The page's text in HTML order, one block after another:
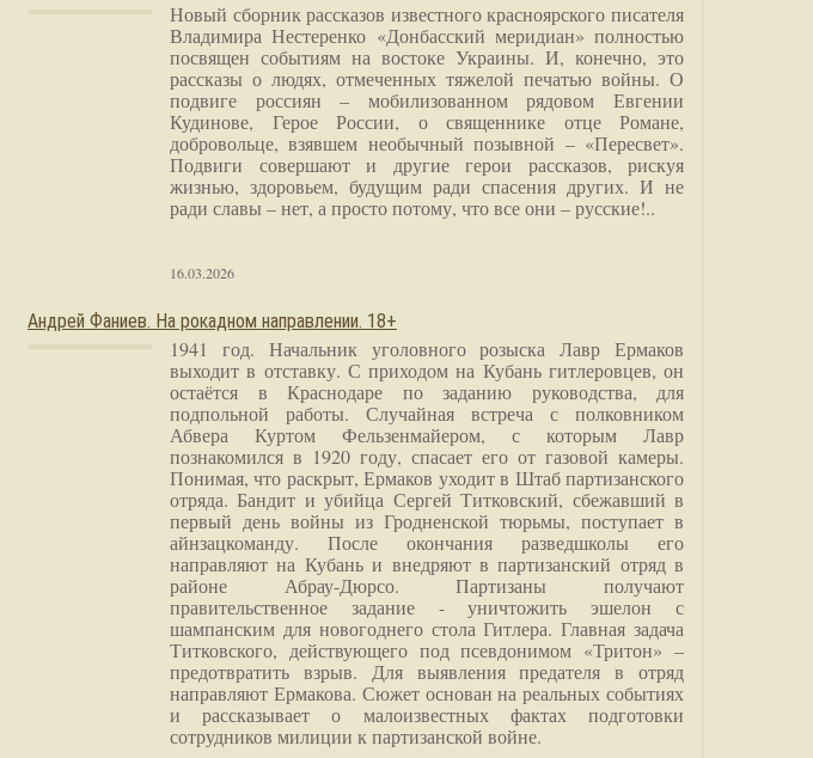
Новый сборник рассказов известного красноярского писателя
Владимира Нестеренко «Донбасский меридиан» полностью
посвящен событиям на востоке Украины. И, конечно, это
рассказы о людях, отмеченных тяжелой печатью войны. О
подвиге россиян – мобилизованном рядовом Евгении
Кудинове, Герое России, о священнике отце Романе,
добровольце, взявшем необычный позывной – «Пересвет».
Подвиги совершают и другие герои рассказов, рискуя
жизнью, здоровьем, будущим ради спасения других. И не
ради славы – нет, а просто потому, что все они – русские!..
16.03.2026
Андрей Фаниев. На рокадном направлении. 18+
1941 год. Начальник уголовного розыска Лавр Ермаков
выходит в отставку. С приходом на Кубань гитлеровцев, он
остаётся в Краснодаре по заданию руководства, для
подпольной работы. Случайная встреча с полковником
Абвера Куртом Фельзенмайером, с которым Лавр
познакомился в 1920 году, спасает его от газовой камеры.
Понимая, что раскрыт, Ермаков уходит в Штаб партизанского
отряда. Бандит и убийца Сергей Титковский, сбежавший в
первый день войны из Гродненской тюрьмы, поступает в
айнзацкоманду. После окончания разведшколы его
направляют на Кубань и внедряют в партизанский отряд в
районе Абрау-Дюрсо. Партизаны получают
правительственное задание - уничтожить эшелон с
шампанским для новогоднего стола Гитлера. Главная задача
Титковского, действующего под псевдонимом «Тритон» –
предотвратить взрыв. Для выявления предателя в отряд
направляют Ермакова. Сюжет основан на реальных событиях
и рассказывает о малоизвестных фактах подготовки
сотрудников милиции к партизанской войне.